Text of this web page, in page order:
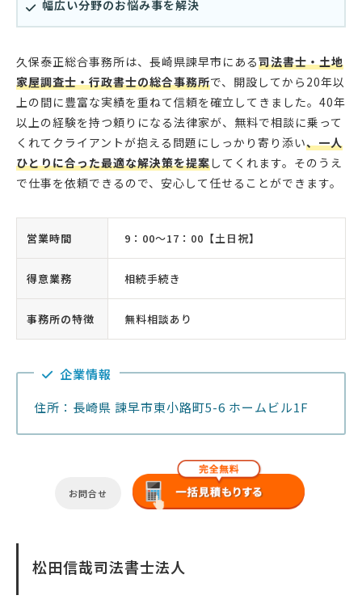
幅広い分野のお悩み事を解決
久保泰正総合事務所は、長崎県諫早市にある司法書士・土地
家屋調査士・行政書士の総合事務所で、開設してから20年以
上の間に豊富な実績を重ねて信頼を確立してきました。40年
以上の経験を持つ頼りになる法律家が、無料で相談に乗って
くれてクライアントが抱える問題にしっかり寄り添い、一人
ひとりに合った最適な解決策を提案してくれます。そのうえ
で仕事を依頼できるので、安心して任せることができます。
営業時間 9：00〜17：00【土日祝】
得意業務 相続手続き
事務所の特徴 無料相談あり
企業情報
住所：長崎県 諫早市東小路町5-6 ホームビル1F
お問合せ
松田信哉司法書士法人